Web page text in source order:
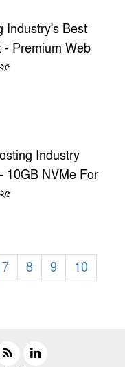
Industry's Best
- Premium Web
$2.45/Year!
Industry
10GB NVMe For
7 8 9
10